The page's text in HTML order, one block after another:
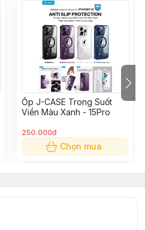
Ốp J-CASE Trong Suốt
Viền Màu Xanh - 15Pro
250.000đ
Chọn mua